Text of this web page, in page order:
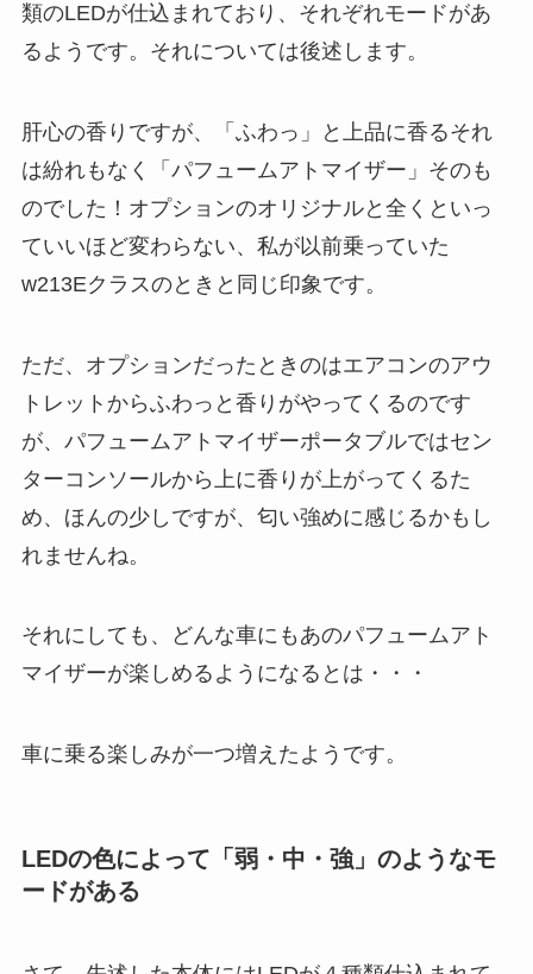
類のLEDが仕込まれており、それぞれモードがあ
るようです。それについては後述します。
肝心の香りですが、「ふわっ」と上品に香るそれ
は紛れもなく「パフュームアトマイザー」そのも
のでした！オプションのオリジナルと全くといっ
ていいほど変わらない、私が以前乗っていた
w213Eクラスのときと同じ印象です。
ただ、オプションだったときのはエアコンのアウ
トレットからふわっと香りがやってくるのです
が、パフュームアトマイザーポータブルではセン
ターコンソールから上に香りが上がってくるた
め、ほんの少しですが、匂い強めに感じるかもし
れませんね。
それにしても、どんな車にもあのパフュームアト
マイザーが楽しめるようになるとは・・・
車に乗る楽しみが一つ増えたようです。
LEDの色によって「弱・中・強」のようなモ
ードがある